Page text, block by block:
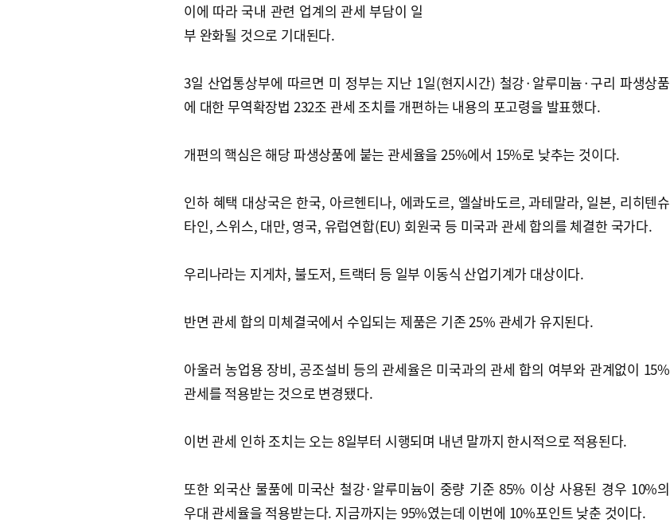
이에 따라 국내 관련 업계의 관세 부담이 일
부 완화될 것으로 기대된다.
3일 산업통상부에 따르면 미 정부는 지난 1일(현지시간) 철강·알루미늄·구리 파생상품
에 대한 무역확장법 232조 관세 조치를 개편하는 내용의 포고령을 발표했다.
개편의 핵심은 해당 파생상품에 붙는 관세율을 25%에서 15%로 낮추는 것이다.
인하 혜택 대상국은 한국, 아르헨티나, 에콰도르, 엘살바도르, 과테말라, 일본, 리히텐슈
타인, 스위스, 대만, 영국, 유럽연합(EU) 회원국 등 미국과 관세 합의를 체결한 국가다.
우리나라는 지게차, 불도저, 트랙터 등 일부 이동식 산업기계가 대상이다.
반면 관세 합의 미체결국에서 수입되는 제품은 기존 25% 관세가 유지된다.
아울러 농업용 장비, 공조설비 등의 관세율은 미국과의 관세 합의 여부와 관계없이 15%
관세를 적용받는 것으로 변경됐다.
이번 관세 인하 조치는 오는 8일부터 시행되며 내년 말까지 한시적으로 적용된다.
또한 외국산 물품에 미국산 철강·알루미늄이 중량 기준 85% 이상 사용된 경우 10%의
우대 관세율을 적용받는다. 지금까지는 95%였는데 이번에 10%포인트 낮춘 것이다.